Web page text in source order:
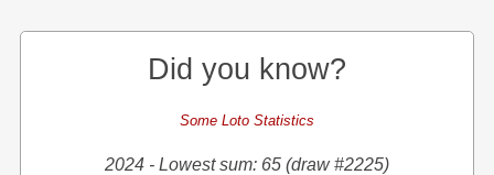
Did you know?
Some Loto Statistics
2024 - Lowest sum: 65 (draw #2225)